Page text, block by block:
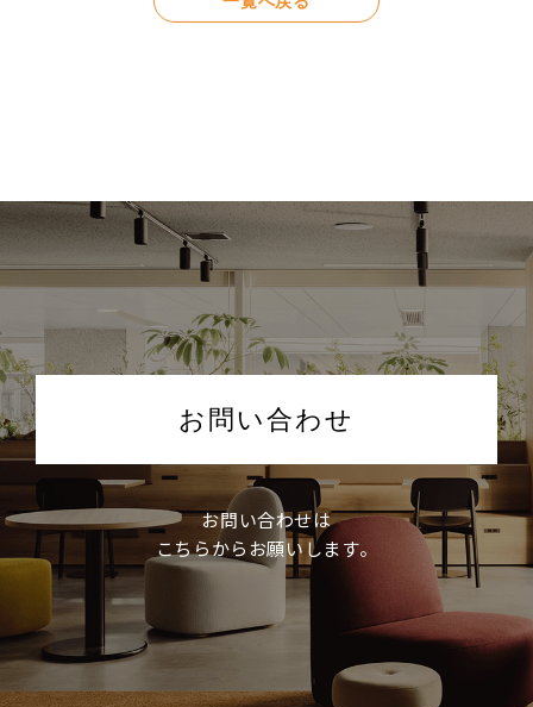
お問い合わせ
お問い合わせは
こちらからお願いします。